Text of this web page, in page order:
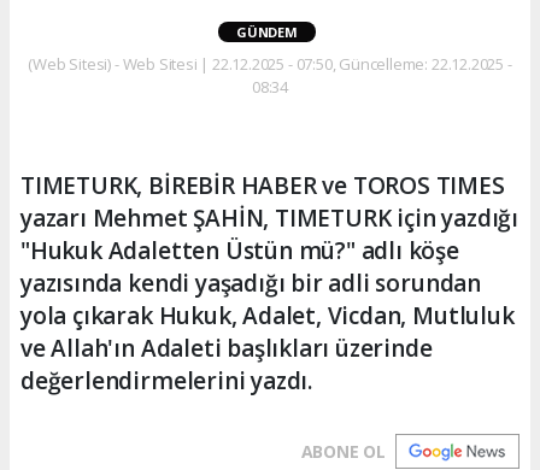
GÜNDEM
(Web Sitesi) - Web Sitesi | 22.12.2025 - 07:50, Güncelleme: 22.12.2025 -
08:34
TIMETURK, BİREBİR HABER ve TOROS TIMES
yazarı Mehmet ŞAHİN, TIMETURK için yazdığı
"Hukuk Adaletten Üstün mü?" adlı köşe
yazısında kendi yaşadığı bir adli sorundan
yola çıkarak Hukuk, Adalet, Vicdan, Mutluluk
ve Allah'ın Adaleti başlıkları üzerinde
değerlendirmelerini yazdı.
ABONE OL